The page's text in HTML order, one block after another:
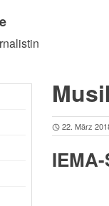
22. März